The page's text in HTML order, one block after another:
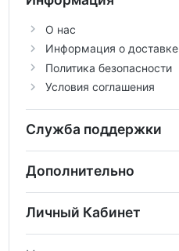
О нас
Информация о доставке
Политика безопасности
Условия соглашения
Служба поддержки
Дополнительно
Личный Кабинет